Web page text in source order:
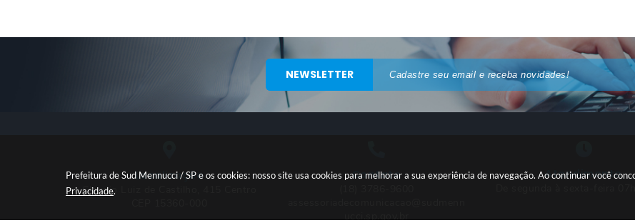
Prefeitura de Sud Mennucci / SP e os cookies: nosso site usa cookies para melhorar a sua experiência de navegação. Ao continuar você
Privacidade.
NEWSLETTER
Localização
Claudio Luiz de Castilho, 415 Centro
Contato Atendimento